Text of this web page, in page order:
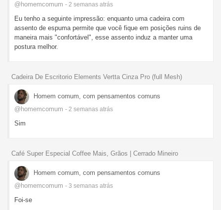
@homemcomum - 2 semanas atrás
Eu tenho a seguinte impressão: enquanto uma cadeira com
assento de espuma permite que você fique em posições ruins de
maneira mais "confortável", esse assento induz a manter uma
postura melhor.
Cadeira De Escritorio Elements Vertta Cinza Pro (full Mesh)
Homem comum, com pensamentos comuns
@homemcomum - 2 semanas atrás
Sim
Café Super Especial Coffee Mais, Grãos | Cerrado Mineiro
Homem comum, com pensamentos comuns
@homemcomum - 3 semanas atrás
Foi-se